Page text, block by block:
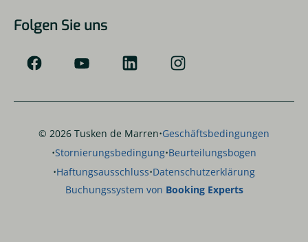
Folgen Sie uns
© 2026 Tusken de Marren·Geschäftsbedingungen
·Stornierungsbedingung·Beurteilungsbogen
·Haftungsausschluss·Datenschutzerklärung
Buchungssystem von Booking Experts